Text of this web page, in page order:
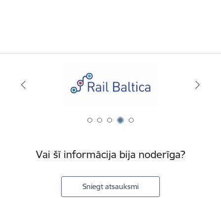
Vai šī informācija bija noderīga?
Sniegt atsauksmi